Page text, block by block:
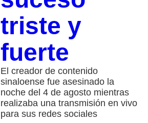
triste y
fuerte
El creador de contenido
sinaloense fue asesinado la
noche del 4 de agosto mientras
realizaba una transmisión en vivo
para sus redes sociales